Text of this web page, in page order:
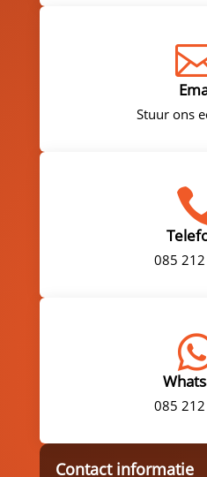
Stuur ons
085
085
Contact informatie